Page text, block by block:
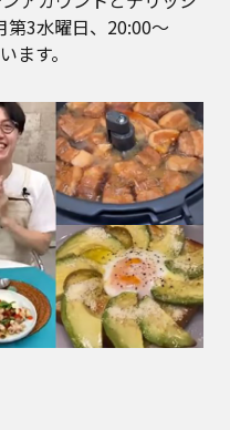
第3水曜日、20:00～
ます。